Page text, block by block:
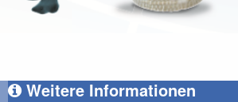
Weitere Informationen